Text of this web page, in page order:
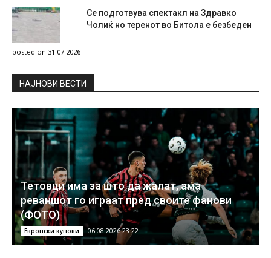
Се подготвува спектакл на Здравко
Чолиќ но теренот во Битола е безбеден
posted on 31.07.2026
НAЈНОВИ ВЕСТИ
Тетовци има за што да жалат, ама
реваншот го играат пред своите фанови
(ФОТО)
Европски купови 06.08.2026 23:22